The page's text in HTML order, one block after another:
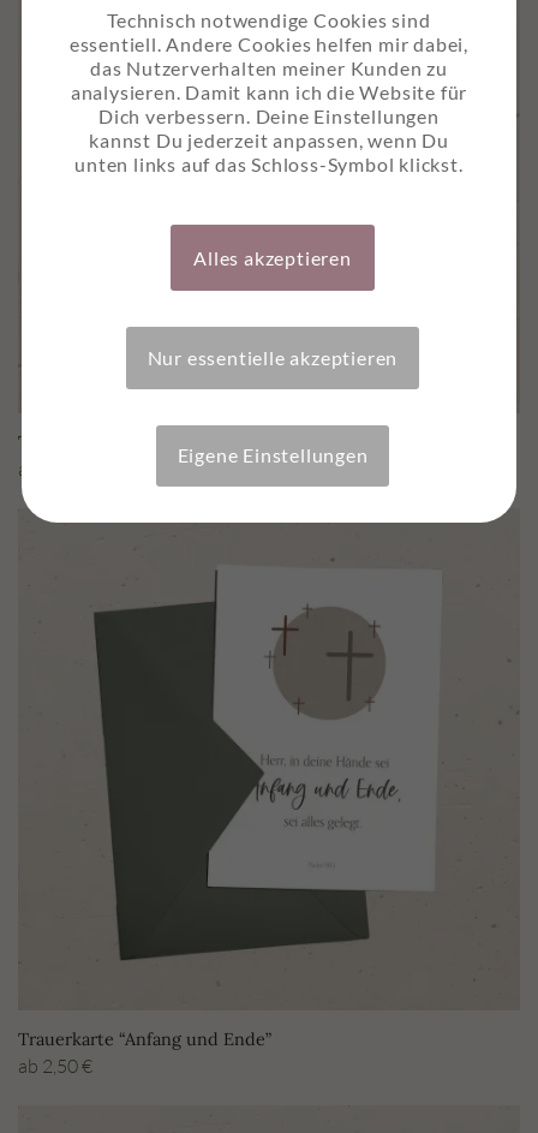
Trauerkarte “Tief in seinem Herzen”
ab
Trauerkarte “Anfang und Ende”
ab 2,50€
Technisch notwendige Cookies sind
essentiell. Andere Cookies helfen mir dabei,
das Nutzerverhalten meiner Kunden zu
analysieren. Damit kann ich die Website für
Dich verbessern. Deine Einstellungen
kannst Du jederzeit anpassen, wenn Du
unten links auf das Schloss-Symbol klickst.
Alles akzeptieren
Nur essentielle akzeptieren
Eigene Einstellungen